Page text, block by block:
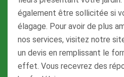
également être sollicitée si
élagage. Pour avoir de plus
nos services, visitez notre
un devis en remplissant le
effet. Vous recevrez des